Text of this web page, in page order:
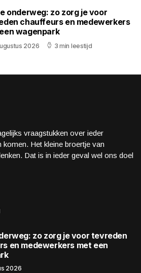
onderweg: zo zorg je voor
chauffeurs en medewerkers
wagenpark
2026 3 min leestijd
vraagstukken over ieder
komen. Het kleine broertje van
Dat is in ieder geval wel ons doel
zo zorg je voor tevreden
en medewerkers met een
2026